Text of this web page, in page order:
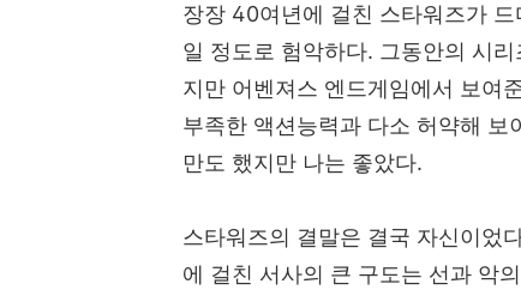
장장 40여년에 걸친 스타워즈가
일 정도로 험악하다. 그동안의 시
지만 어벤져스 엔드게임에서 보여
부족한 액션능력과 다소 허약해
만도 했지만 나는 좋았다.
스타워즈의 결말은 결국 자신이었
에 걸친 서사의 큰 구도는 선과 악